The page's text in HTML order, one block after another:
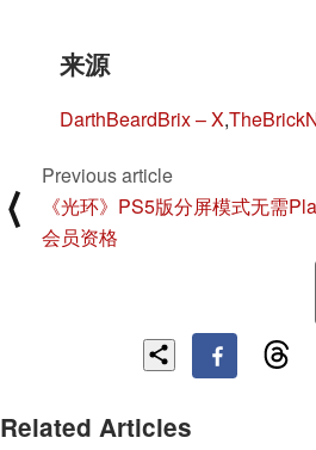
来源
DarthBeardBrix – X,
⟨
Previous article
《光环》PS5版分屏模式无需
会员资格
Related Articles